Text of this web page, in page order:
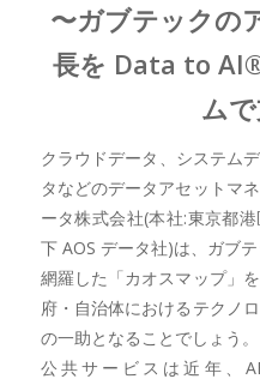
〜ガブテックの
長を Data to
ム
クラウドデータ、システム
タなどのデータアセットマ
ータ株式会社(本社:東京都
下 AOS データ社)は、ガブ
網羅した「カオスマップ」
府・自治体におけるテクノ
の一助となることでしょう。
公共サービスは近年、